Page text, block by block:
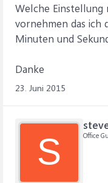
Welche Einstellung
vornehmen das ich
Minuten und
Danke
23. Juni 2015
S Office